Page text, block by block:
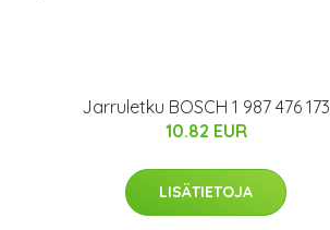
Jarruletku BOSCH 1 987 476 173
10.82 EUR
LISÄTIETOJA